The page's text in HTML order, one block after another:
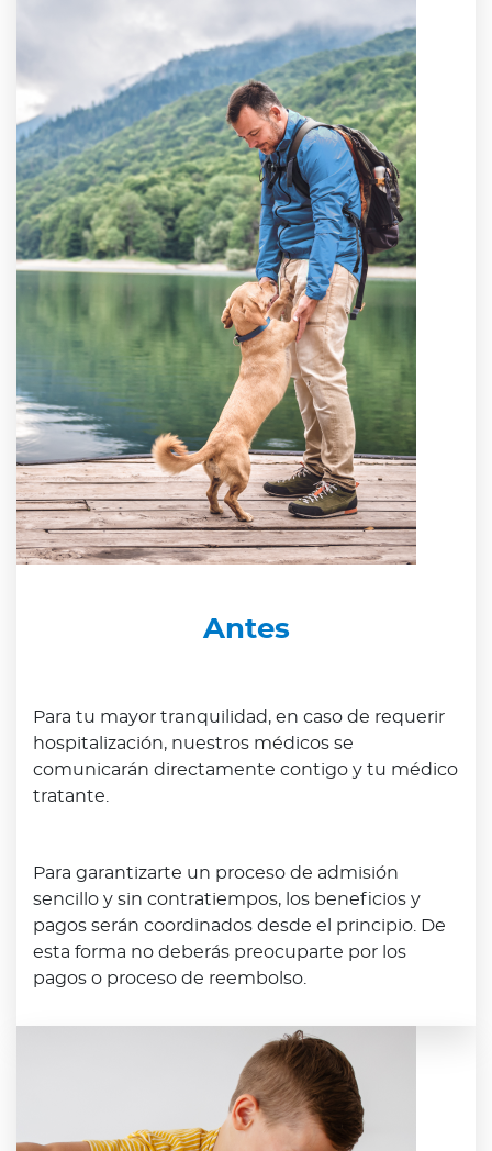
Antes
Para tu mayor tranquilidad, en caso de requerir
hospitalización, nuestros médicos se
comunicarán directamente contigo y tu médico
tratante.
Para garantizarte un proceso de admisión
sencillo y sin contratiempos, los beneficios y
pagos serán coordinados desde el principio. De
esta forma no deberás preocuparte por los
pagos o proceso de reembolso.